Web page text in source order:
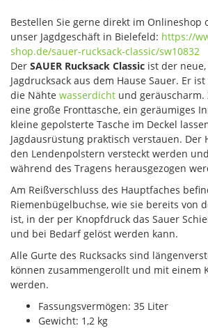
Bestellen Sie gerne direkt im Onlineshop
unser Jagdgeschäft in Bielefeld: https://
shop.de/sauer-rucksack-classic/sw10832
Der SAUER Rucksack Classic ist der
Jagdrucksack aus dem Hause Sauer. Er
die Nähte wasserdicht und geräuscharm.
eine große Fronttasche, ein geräumiges
kleine gepolsterte Tasche im Deckel
Jagdausrüstung praktisch verstauen.
den Lendenpolstern versteckt werden
während des Tragens herausgezogen
Am Reißverschluss des Hauptfaches
Riemenbügelbuchse, wie sie bereits von
ist, in der per Knopfdruck das Sauer
und bei Bedarf gelöst werden kann.
Alle Gurte des Rucksacks sind
können zusammengerollt und mit einem
werden.
Fassungsvermögen: 35 Liter
Gewicht: 1,2 kg